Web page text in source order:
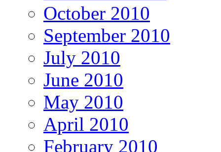
October 2010
September 2010
July 2010
June 2010
May 2010
April 2010
February 2010